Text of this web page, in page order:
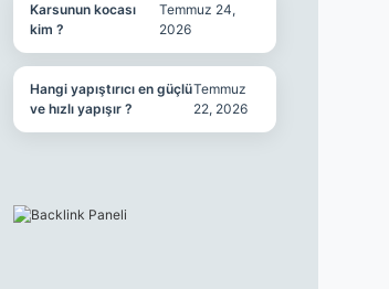
Karsunun kocası
kim ?
Temmuz 24,
2026
Hangi yapıştırıcı en güçlü
ve hızlı yapışır ?
Temmuz
22, 2026